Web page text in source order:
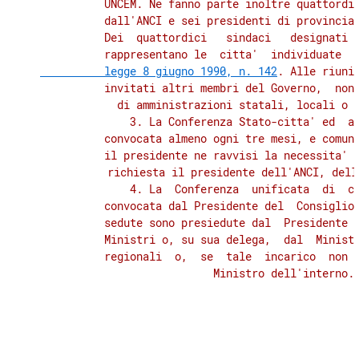
UNCEM. Ne fanno parte inoltre
dall'ANCI e sei presidenti di
Dei  quattordici   sindaci   designati
rappresentano le  citta'  individuate
          legge 8 giugno 1990, n. 142
. Alle
invitati altri membri del Governo,
di amministrazioni statali, locali o
3. La Conferenza Stato-citta' ed
convocata almeno ogni tre mesi, e
il presidente ne ravvisi la necessita'
richiesta il presidente dell'ANCI,
4. La  Conferenza  unificata  di
convocata dal Presidente del
sedute sono presiedute dal  Presidente
Ministri o, su sua delega,  dal
regionali  o,  se  tale  incarico  non
Ministro